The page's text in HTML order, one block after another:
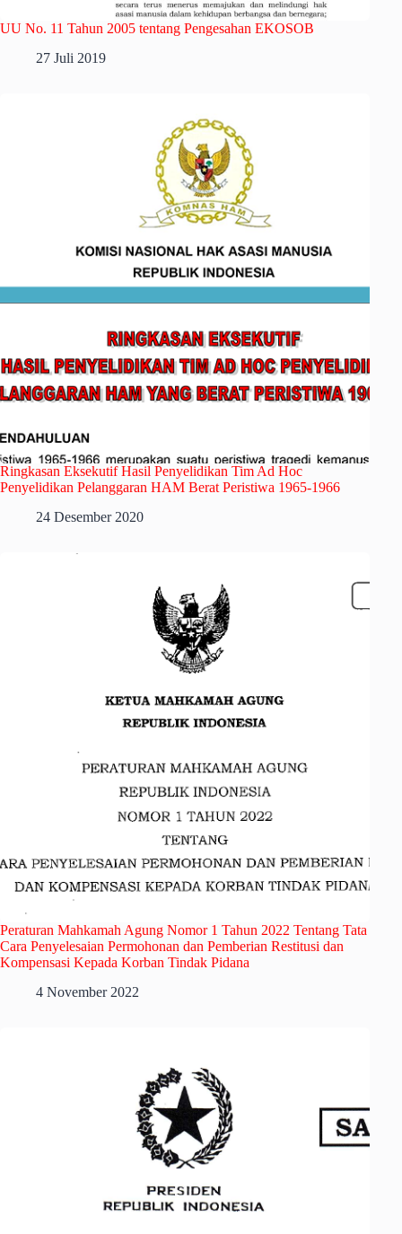
UU No. 11 Tahun 2005 tentang Pengesahan EKOSOB
27 Juli 2019
Ringkasan Eksekutif Hasil Penyelidikan Tim Ad Hoc
Penyelidikan Pelanggaran HAM Berat Peristiwa 1965-1966
24 Desember 2020
Peraturan Mahkamah Agung Nomor 1 Tahun 2022 Tentang Tata
Cara Penyelesaian Permohonan dan Pemberian Restitusi dan
Kompensasi Kepada Korban Tindak Pidana
4 November 2022